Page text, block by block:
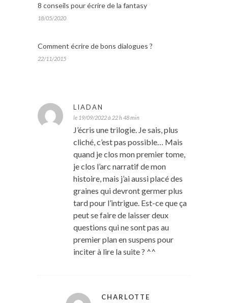
8 conseils pour écrire de la fantasy
18/05/2020
Comment écrire de bons dialogues ?
22/11/2015
LIADAN
le 19/09/2022 à 22 h 48 min
J’écris une trilogie. Je sais, plus
cliché, c’est pas possible… Mais
quand je clos mon premier tome,
je clos l’arc narratif de mon
histoire, mais j’ai aussi placé des
graines qui devront germer plus
tard pour l’intrigue. Est-ce que ça
peut se faire de laisser deux
questions qui ne sont pas au
premier plan en suspens pour
inciter à lire la suite ? ^^
CHARLOTTE